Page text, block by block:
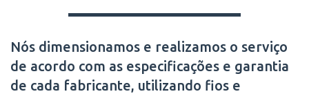
Nós dimensionamos e realizamos o serviço
de acordo com as especificações e garantia
de cada fabricante, utilizando fios e